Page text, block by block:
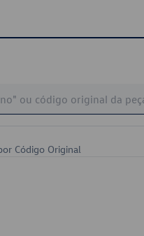
Código Original